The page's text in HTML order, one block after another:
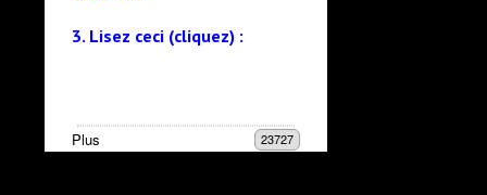
3. Lisez ceci (cliquez) :
Plus 23727